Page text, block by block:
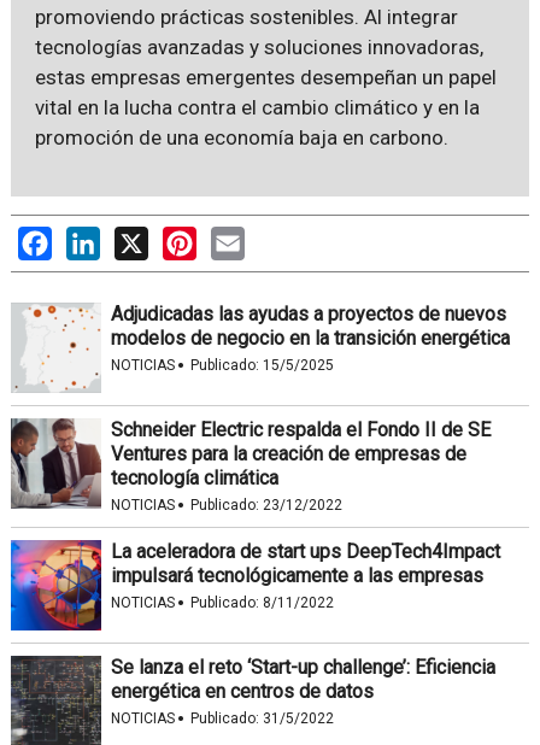
promoviendo prácticas sostenibles. Al integrar
tecnologías avanzadas y soluciones innovadoras,
estas empresas emergentes desempeñan un papel
vital en la lucha contra el cambio climático y en la
promoción de una economía baja en carbono.
FacebookLinkedIn
X PinterestEmail
Adjudicadas las ayudas a proyectos de nuevos
modelos de negocio en la transición energética
NOTICIAS · Publicado: 15/5/2025
Schneider Electric respalda el Fondo II de SE
Ventures para la creación de empresas de
tecnología climática
NOTICIAS · Publicado: 23/12/2022
La aceleradora de start ups DeepTech4Impact
impulsará tecnológicamente a las empresas
NOTICIAS · Publicado: 8/11/2022
Se lanza el reto ‘Start-up challenge’: Eficiencia
energética en centros de datos
NOTICIAS · Publicado: 31/5/2022